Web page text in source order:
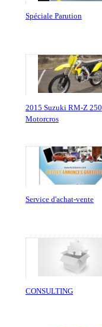
Spéciale Parution
2015 Suzuki RM-Z 250
Motorcros
Service d'achat-vente
CONSULTING